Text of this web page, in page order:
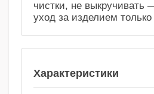
чистки, не выкручивать
уход за изделием
Характеристики